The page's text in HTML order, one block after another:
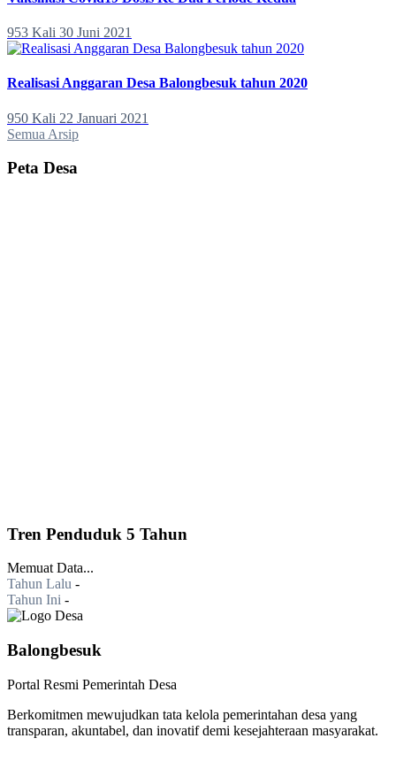
953 Kali 30 Juni 2021
Realisasi Anggaran Desa Balongbesuk tahun 2020
950 Kali 22 Januari 2021
Semua Arsip
Peta Desa
Tren Penduduk 5 Tahun
Memuat Data...
Tahun Lalu -
Tahun Ini -
Balongbesuk
Portal Resmi Pemerintah Desa
Berkomitmen mewujudkan tata kelola pemerintahan desa yang
transparan, akuntabel, dan inovatif demi kesejahteraan masyarakat.